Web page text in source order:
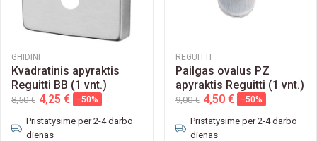
GHIDINI
Kvadratinis apyraktis
Reguitti BB (1 vnt.)
8,50 € 4,25 € −50%
Pristatysime per 2-4 darbo
dienas
REGUITTI
Pailgas ovalus PZ
apyraktis Reguitti (1 vnt.)
9,00 € 4,50 € −50%
Pristatysime per 2-4 darbo
dienas